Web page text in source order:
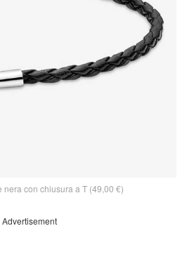
nera con chiusura a T (49,00 €)
Advertisement